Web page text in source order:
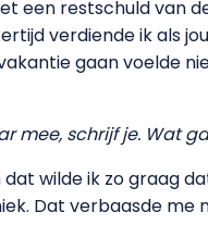
een restschuld van
verdiende ik als
gaan voelde
mee, schrijf je. Wat
dat wilde ik zo graag
Dat verbaasde me